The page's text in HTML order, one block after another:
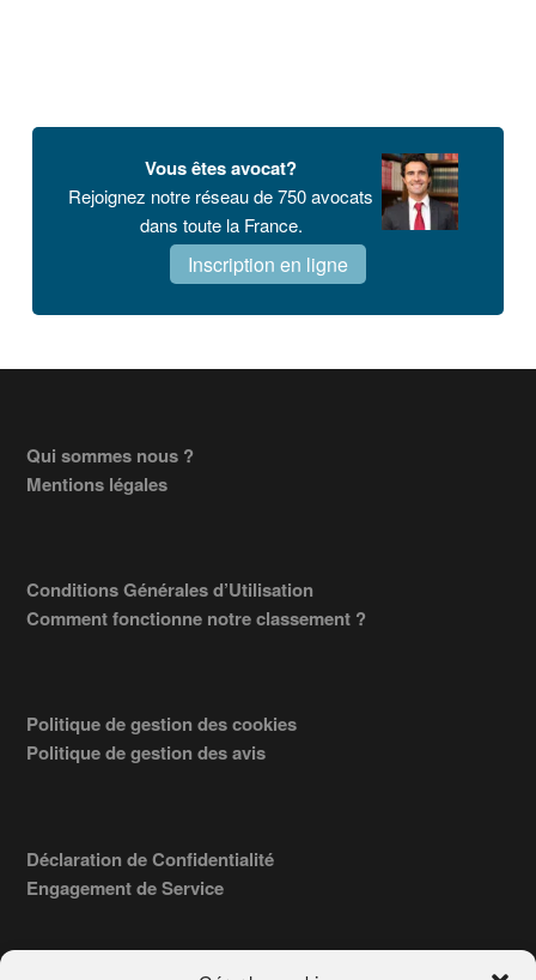
Vous êtes avocat?
Rejoignez notre réseau de 750 avocats
dans toute la France.
Inscription en ligne
Footer
Qui sommes nous ?
Mentions légales
Conditions Générales d’Utilisation
Comment fonctionne notre classement ?
Politique de gestion des cookies
Politique de gestion des avis
Déclaration de Confidentialité
Engagement de Service